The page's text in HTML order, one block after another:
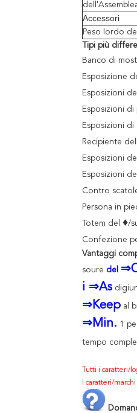
Accessori
Peso lordo
Tipi più
Banco di
Esposizione
Esposizioni
Esposizioni
Esposizioni
Recipiente
Esposizioni
Esposizioni
Contro
Persona in
Totem del ♦/
Confezione
Vantaggi
soure del
i ⇒As
⇒Keep al
⇒Min. 1
tempo
Tutti i caratteri/
I caratteri/